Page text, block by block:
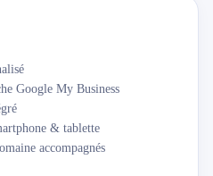
Google My Business
& tablette
accompagnés